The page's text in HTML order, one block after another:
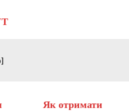
Як отримати